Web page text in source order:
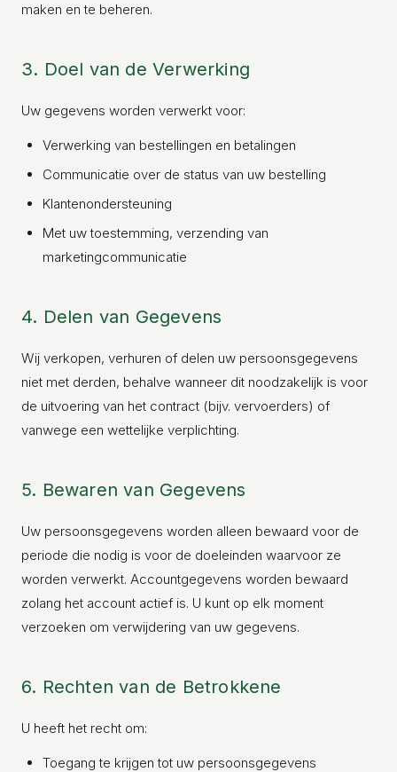
GREEN VILLAGE
MOBILE HOMES
maken en te beheren.
3. Doel van de Verwerking
Uw gegevens worden verwerkt voor:
Verwerking van bestellingen en betalingen
Communicatie over de status van uw bestelling
Klantenondersteuning
Met uw toestemming, verzending van
marketingcommunicatie
4. Delen van Gegevens
Wij verkopen, verhuren of delen uw persoonsgegevens
niet met derden, behalve wanneer dit noodzakelijk is voor
de uitvoering van het contract (bijv. vervoerders) of
vanwege een wettelijke verplichting.
5. Bewaren van Gegevens
Uw persoonsgegevens worden alleen bewaard voor de
periode die nodig is voor de doeleinden waarvoor ze
worden verwerkt. Accountgegevens worden bewaard
zolang het account actief is. U kunt op elk moment
verzoeken om verwijdering van uw gegevens.
6. Rechten van de Betrokkene
U heeft het recht om:
Toegang te krijgen tot uw persoonsgegevens